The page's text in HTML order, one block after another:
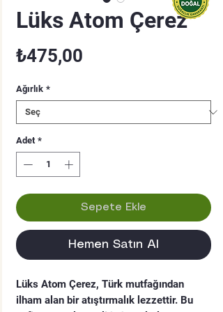
Lüks Atom Çerez
₺475,00
Ağırlık *
Adet *
Sepete Ekle
Hemen Satın Al
Lüks Atom Çerez, Türk mutfağından
ilham alan bir atıştırmalık lezzettir. Bu